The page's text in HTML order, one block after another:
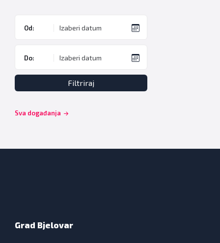
Od:
Do:
Filtriraj
Sva događanja
Grad Bjelovar